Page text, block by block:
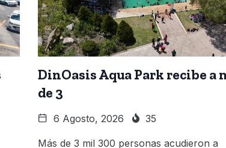
DinOasis Aqua Park recibe a
de 3
6 Agosto, 2026 35
Más de 3 mil 300 personas acudieron a